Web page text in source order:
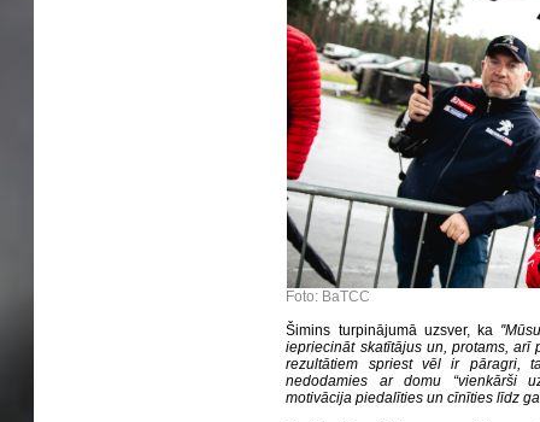
Foto: BaTCC
Šimins turpinājumā uzsver, ka
iepriecināt skatītājus un, protams,
rezultātiem spriest vēl ir pāragri,
nedodamies ar domu “vienkārši
motivācija piedalīties un cīnīties līdz